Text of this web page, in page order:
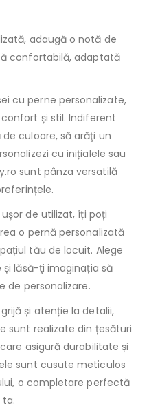
adaugă o notă de
confortabilă, adaptată
cu perne personalizate,
și stil. Indiferent
culoare, să arăţi un
cu inițialele sau
sunt pânza versatilă
de utilizat, îți poți
o pernă personalizată
tău de locuit. Alege
lăsă-ţi imaginația să
de personalizare.
și atenție la detalii,
sunt realizate din țesături
asigură durabilitate și
sunt cusute meticulos
o completare perfectă